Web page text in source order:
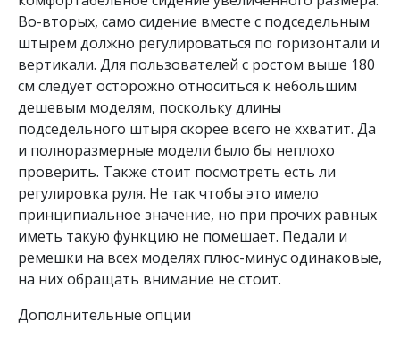
Во-вторых, само сидение вместе с подседельным
штырем должно регулироваться по горизонтали и
вертикали. Для пользователей с ростом выше 180
см следует осторожно относиться к небольшим
дешевым моделям, поскольку длины
подседельного штыря скорее всего не ххватит. Да
и полноразмерные модели было бы неплохо
проверить. Также стоит посмотреть есть ли
регулировка руля. Не так чтобы это имело
принципиальное значение, но при прочих равных
иметь такую функцию не помешает. Педали и
ремешки на всех моделях плюс-минус одинаковые,
на них обращать внимание не стоит.
Дополнительные опции